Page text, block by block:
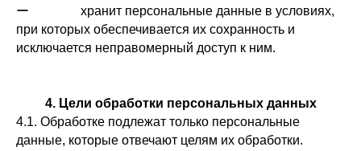
ー хранит персональные данные в условиях,
при которых обеспечивается их сохранность и
исключается неправомерный доступ к ним.
4. Цели обработки персональных данных
4.1. Обработке подлежат только персональные
данные, которые отвечают целям их обработки.